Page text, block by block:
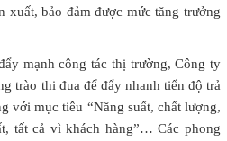
xuất, bảo đảm được mức tăng trưởng
mạnh công tác thị trường, Công ty
trào thi đua để đẩy nhanh tiến độ trả
với mục tiêu “Năng suất, chất lượng,
tất cả vì khách hàng”… Các phong